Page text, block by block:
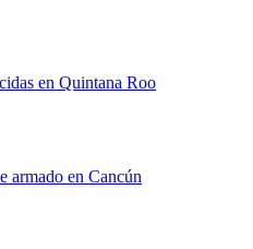
en Quintana Roo
armado en Cancún